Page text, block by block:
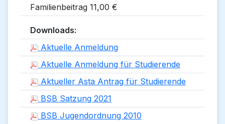
Familienbeitrag 11,00 €
Downloads:
Aktuelle Anmeldung
Aktuelle Anmeldung für Studierende
Aktueller Asta Antrag für Studierende
BSB Satzung 2021
BSB Jugendordnung 2010